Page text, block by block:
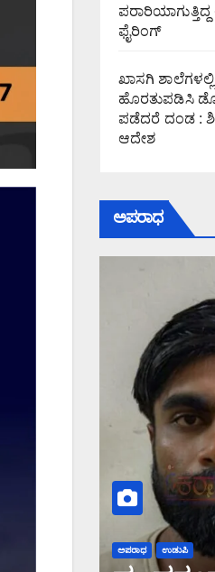
ಫೈರಿಂಗ್
ಖಾಸಗಿ ಶಾಲೆಗಳಲ್ಲಿ
ಹೊರತುಪಡಿಸಿ
ಪಡೆದರೆ ದಂಡ :
ಆದೇಶ
ಅಪರಾಧ
ಅಪರಾಧ ಉಡುಪಿ